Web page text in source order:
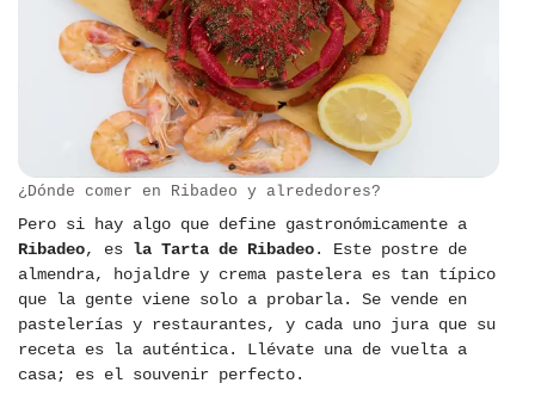
¿Dónde comer en Ribadeo y alrededores?
Pero si hay algo que define gastronómicamente a
Ribadeo, es la Tarta de Ribadeo. Este postre de
almendra, hojaldre y crema pastelera es tan típico
que la gente viene solo a probarla. Se vende en
pastelerías y restaurantes, y cada uno jura que su
receta es la auténtica. Llévate una de vuelta a
casa; es el souvenir perfecto.